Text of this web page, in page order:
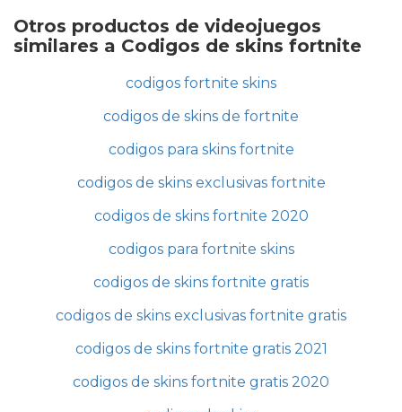
Otros productos de videojuegos
similares a Codigos de skins fortnite
codigos fortnite skins
codigos de skins de fortnite
codigos para skins fortnite
codigos de skins exclusivas fortnite
codigos de skins fortnite 2020
codigos para fortnite skins
codigos de skins fortnite gratis
codigos de skins exclusivas fortnite gratis
codigos de skins fortnite gratis 2021
codigos de skins fortnite gratis 2020